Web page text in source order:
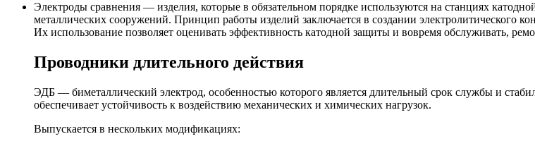
Электроды сравнения — изделия, которые в обязательном порядке используются на станциях
металлических сооружений. Принцип работы изделий заключается в создании электролитического
Их использование позволяет оценивать эффективность катодной защиты и вовремя обслуживать,
Проводники длительного действия
ЭДБ — биметаллический электрод, особенностью которого является длительный срок службы и
обеспечивает устойчивость к воздействию механических и химических нагрузок.
Выпускается в нескольких модификациях: